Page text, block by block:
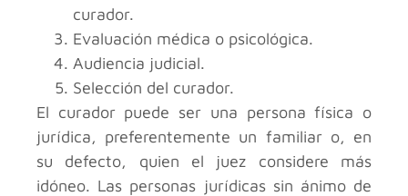
curador.
Evaluación médica o psicológica.
Audiencia judicial.
Selección del curador.
El curador puede ser una persona física o
jurídica, preferentemente un familiar o, en
su defecto, quien el juez considere más
idóneo. Las personas jurídicas sin ánimo de